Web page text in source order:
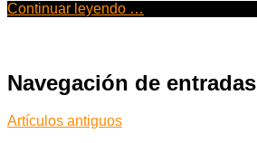
Continuar leyendo …
Navegación de entradas
Artículos antiguos